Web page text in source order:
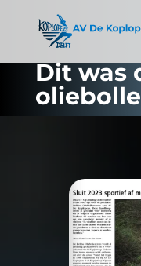
Dit was